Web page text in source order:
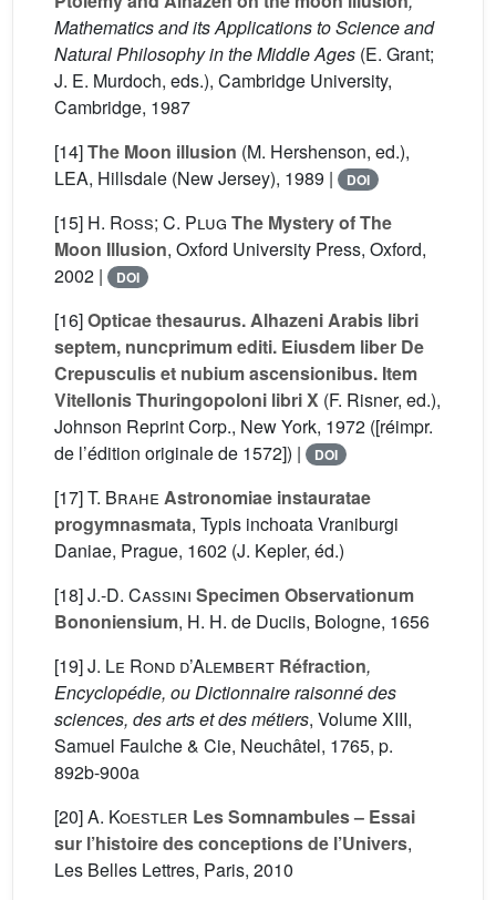
Mathematics and its Applications to Science and
Natural Philosophy in the Middle Ages (E. Grant;
J. E. Murdoch, eds.), Cambridge University,
Cambridge, 1987
[14]The Moon illusion (M. Hershenson, ed.),
LEA, Hillsdale (New Jersey), 1989 |
DOI
[15] H. Ross; C. Plug The Mystery of The
Moon Illusion, Oxford University Press, Oxford,
2002 |
DOI
[16]Opticae thesaurus. Alhazeni Arabis libri
septem, nuncprimum editi. Eiusdem liber De
Crepusculis et nubium ascensionibus. Item
Vitellonis Thuringopoloni libri X (F. Risner, ed.),
Johnson Reprint Corp., New York, 1972 ([réimpr.
de l’édition originale de 1572]) |
DOI
[17]T. Brahe Astronomiae instauratae
progymnasmata, Typis inchoata Vraniburgi
Daniae, Prague, 1602 (J. Kepler, éd.)
[18]J.-D. Cassini Specimen Observationum
Bononiensium, H. H. de Duciis, Bologne, 1656
[19]J. Le Rond d’Alembert Réfraction,
Encyclopédie, ou Dictionnaire raisonné des
sciences, des arts et des métiers, Volume XIII,
Samuel Faulche & Cie, Neuchâtel, 1765, p.
892b-900a
[20]A. Koestler Les Somnambules – Essai
sur l’histoire des conceptions de l’Univers,
Les Belles Lettres, Paris, 2010